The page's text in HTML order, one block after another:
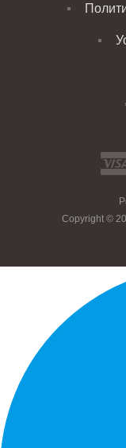
Copyright ©